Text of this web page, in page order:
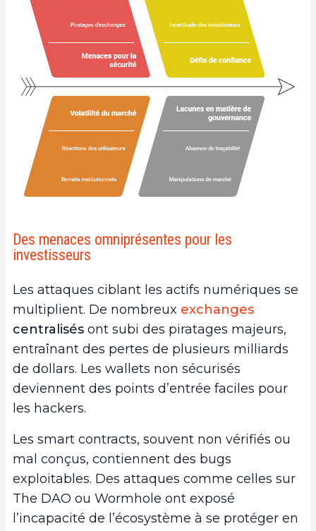
Des menaces omniprésentes pour les
investisseurs
Les attaques ciblant les actifs numériques se
multiplient. De nombreux exchanges
centralisés ont subi des piratages majeurs,
entraînant des pertes de plusieurs milliards
de dollars. Les wallets non sécurisés
deviennent des points d’entrée faciles pour
les hackers.
Les smart contracts, souvent non vérifiés ou
mal conçus, contiennent des bugs
exploitables. Des attaques comme celles sur
The DAO ou Wormhole ont exposé
l’incapacité de l’écosystème à se protéger en